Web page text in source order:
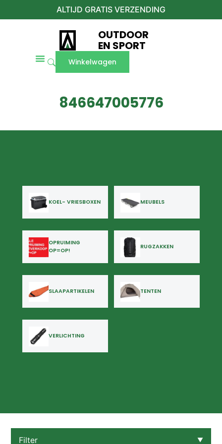
ALTIJD GRATIS VERZENDING
OUTDOOR
EN SPORT
Winkelwagen
846647005776
KOEL- VRIESBOXEN MEUBELS
OPRUIMING
OP=OP!
RUGZAKKEN
SLAAPARTIKELEN TENTEN
VERLICHTING
Filter ▼